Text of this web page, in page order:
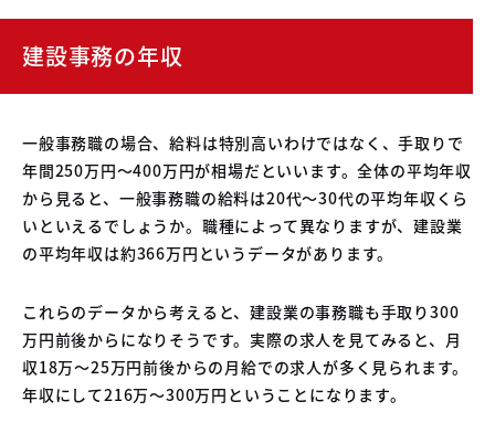
建設事務の年収
一般事務職の場合、給料は特別高いわけではなく、手取りで
年間250万円～400万円が相場だといいます。全体の平均年収
から見ると、一般事務職の給料は20代～30代の平均年収くら
いといえるでしょうか。職種によって異なりますが、建設業
の平均年収は約366万円というデータがあります。
これらのデータから考えると、建設業の事務職も手取り300
万円前後からになりそうです。実際の求人を見てみると、月
収18万～25万円前後からの月給での求人が多く見られます。
年収にして216万～300万円ということになります。